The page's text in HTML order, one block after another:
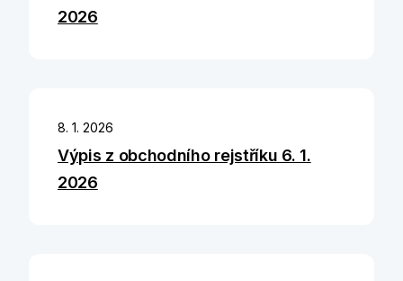
2026
8. 1. 2026
Výpis z obchodního rejstříku 6. 1.
2026